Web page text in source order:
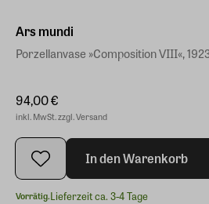
Ars mundi
Porzellanvase »Composition VIII«,
94,00 €
inkl. MwSt. zzgl. Versand
In den Warenkorb
Vorrätig.Lieferzeit ca. 3-4 Tage